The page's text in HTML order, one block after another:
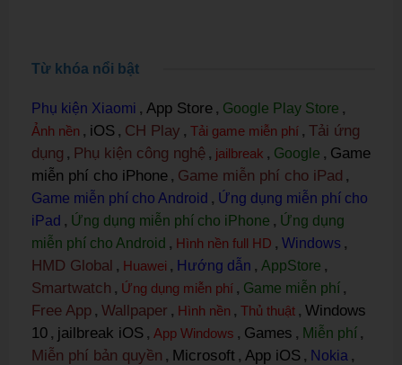
Từ khóa nổi bật
Phụ kiện Xiaomi , App Store , Google Play Store ,
Ảnh nền , iOS , CH Play , Tải game miễn phí , Tải ứng
dụng , Phụ kiện công nghệ , jailbreak , Google , Game
miễn phí cho iPhone , Game miễn phí cho iPad ,
Game miễn phí cho Android , Ứng dụng miễn phí cho
iPad , Ứng dụng miễn phí cho iPhone , Ứng dụng
miễn phí cho Android , Hình nền full HD , Windows ,
HMD Global , Huawei , Hướng dẫn , AppStore ,
Smartwatch , Ứng dụng miễn phí , Game miễn phí ,
Free App , Wallpaper , Hình nền , Thủ thuật , Windows
10 , jailbreak iOS , App Windows , Games , Miễn phí ,
Miễn phí bản quyền , Microsoft , App iOS , Nokia ,